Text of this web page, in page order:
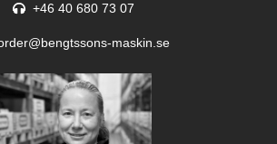
+46 40 680 73 07
maskin.se